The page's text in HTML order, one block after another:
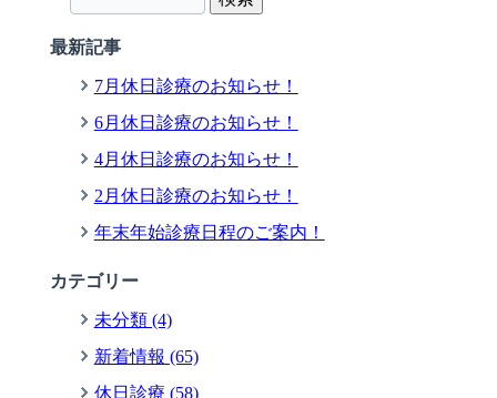
最新記事
7月休日診療のお知らせ！
6月休日診療のお知らせ！
4月休日診療のお知らせ！
2月休日診療のお知らせ！
年末年始診療日程のご案内！
カテゴリー
未分類 (4)
新着情報 (65)
休日診療 (58)